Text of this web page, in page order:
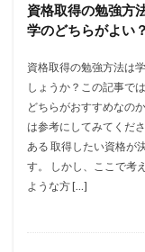
資格取得の勉強方
学のどちらがよい？
資格取得の勉強方法は
しょうか？この記事で
どちらがおすすめなの
は参考にしてみてくだ
ある 取得したい資格が
す。 しかし、ここで考
ような方 […]